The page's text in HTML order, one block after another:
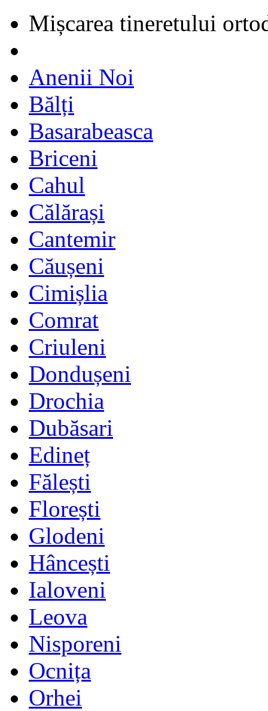
Mișcarea tineretului
Anenii Noi
Bălți
Basarabeasca
Briceni
Cahul
Călărași
Cantemir
Căușeni
Cimișlia
Comrat
Criuleni
Dondușeni
Drochia
Dubăsari
Edineț
Fălești
Florești
Glodeni
Hâncești
Ialoveni
Leova
Nisporeni
Ocnița
Orhei